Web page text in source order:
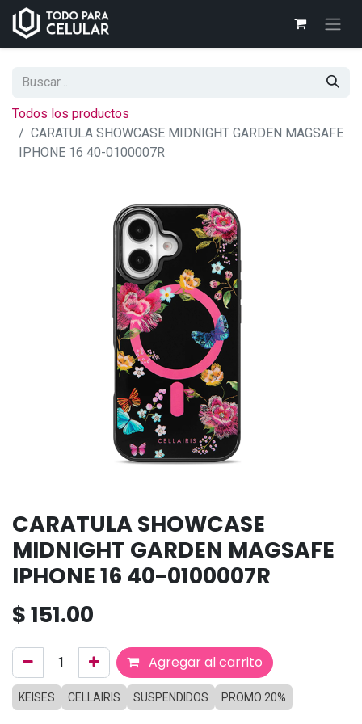
Todos los productos
CARATULA SHOWCASE MIDNIGHT GARDEN MAGSAFE
IPHONE 16 40-0100007R
CARATULA SHOWCASE
MIDNIGHT GARDEN MAGSAFE
IPHONE 16 40-0100007R
$151.00
Agregar al carrito
KEISES CELLAIRIS SUSPENDIDOS PROMO 20%